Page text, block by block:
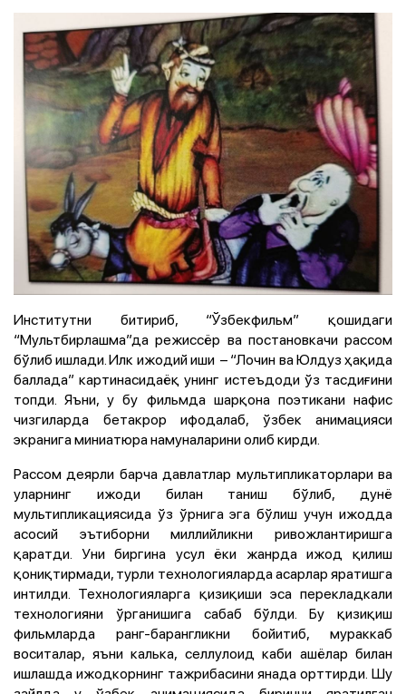
Институтни битириб, “Ўзбекфильм” қошидаги
“Мультбирлашма”да режиссёр ва постановкачи рассом
бўлиб ишлади. Илк ижодий иши – “Лочин ва Юлдуз ҳақида
баллада” картинасидаёқ унинг истеъдоди ўз тасдиғини
топди. Яъни, у бу фильмда шарқона поэтикани нафис
чизгиларда бетакрор ифодалаб, ўзбек анимацияси
экранига миниатюра намуналарини олиб кирди.
Рассом деярли барча давлатлар мультипликаторлари ва
уларнинг ижоди билан таниш бўлиб, дунё
мультипликациясида ўз ўрнига эга бўлиш учун ижодда
асосий эътиборни миллийликни ривожлантиришга
қаратди. Уни биргина усул ёки жанрда ижод қилиш
қониқтирмади, турли технологияларда асарлар яратишга
интилди. Технологияларга қизиқиши эса перекладкали
технологияни ўрганишига сабаб бўлди. Бу қизиқиш
фильмларда ранг-барангликни бойитиб, мураккаб
воситалар, яъни калька, селлулоид каби ашёлар билан
ишлашда ижодкорнинг тажрибасини янада орттирди. Шу